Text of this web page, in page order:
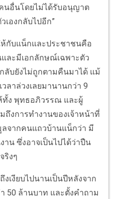
นอื่นโดยไม่ได้รับอนุญาต
เองกลับไปอีก”
ห้กับแน็กและประชาชนคือ
ละมีเอกลักษณ์เฉพาะตัว
ลับยังไม่ถูกตามคืนมาได้ แม้
ลาล่วงเลยมานานกว่า 9
ทั้ง พุทธอภิวรรณ และผู้
งการทำงานของเจ้าหน้าที่
ลจากคนแถวบ้านแน็กว่า มี
น ซึ่งอาจเป็นไปได้ว่าปืน
ริงๆ
เงียบไปนานเป็นปีหลังจาก
50 ล้านบาท และตั้งคำถาม